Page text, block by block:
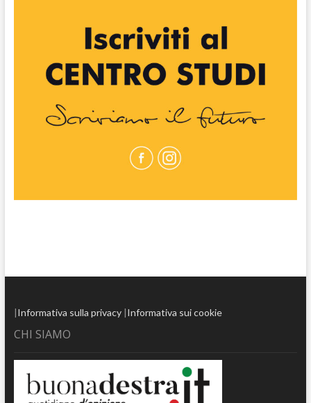
|Informativa sulla privacy|Informativa sui cookie
CHI SIAMO